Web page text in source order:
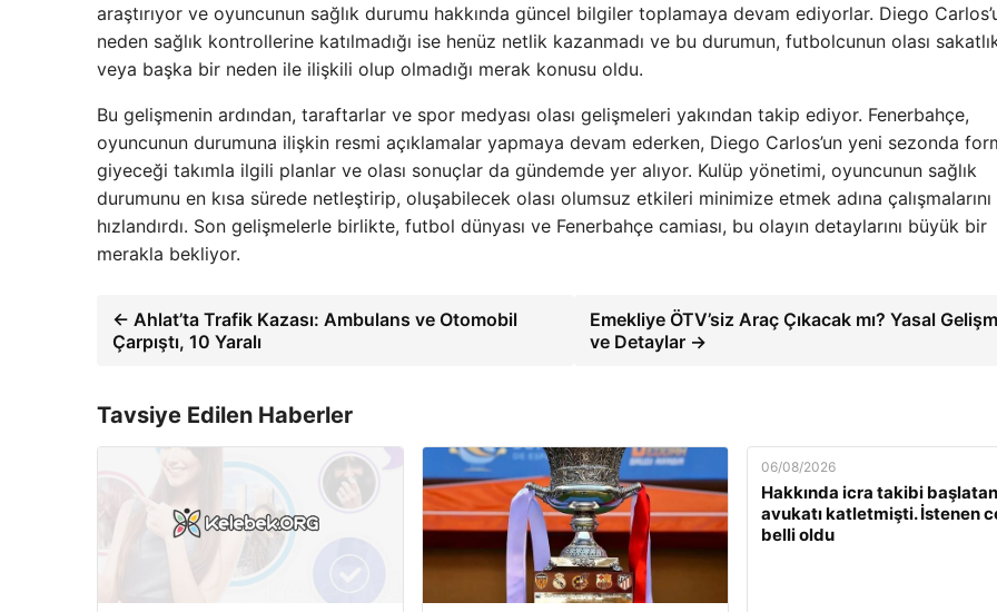
araştırıyor ve oyuncunun sağlık durumu hakkında güncel bilgiler toplamaya devam ediyorlar. Diego
neden sağlık kontrollerine katılmadığı ise henüz netlik kazanmadı ve bu durumun, futbolcunun olası
veya başka bir neden ile ilişkili olup olmadığı merak konusu oldu.
Bu gelişmenin ardından, taraftarlar ve spor medyası olası gelişmeleri yakından takip ediyor. Fenerbahçe,
oyuncunun durumuna ilişkin resmi açıklamalar yapmaya devam ederken, Diego Carlos’un yeni sezonda
giyeceği takımla ilgili planlar ve olası sonuçlar da gündemde yer alıyor. Kulüp yönetimi, oyuncunun sağlık
durumunu en kısa sürede netleştirip, oluşabilecek olası olumsuz etkileri minimize etmek adına çalışmalarını
hızlandırdı. Son gelişmelerle birlikte, futbol dünyası ve Fenerbahçe camiası, bu olayın detaylarını büyük bir
merakla bekliyor.
← Ahlat’ta Trafik Kazası: Ambulans ve Otomobil
Çarpıştı, 10 Yaralı
Emekliye ÖTV’siz Araç Çıkacak mı? Yasal
ve Detaylar →
Tavsiye Edilen Haberler
06/08/2026
Hakkında icra takibi başlatan
avukatı katletmişti. İstenen
belli oldu